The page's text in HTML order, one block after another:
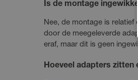
Is de montage
Nee, de montage is relatief
door de meegeleverde
eraf, maar dit is geen
Hoeveel adapters zitten